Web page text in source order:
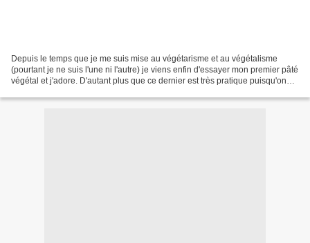
Depuis le temps que je me suis mise au végétarisme et au végétalisme
(pourtant je ne suis l'une ni l'autre) je viens enfin d'essayer mon premier pâté
végétal et j'adore. D'autant plus que ce dernier est très pratique puisqu'on